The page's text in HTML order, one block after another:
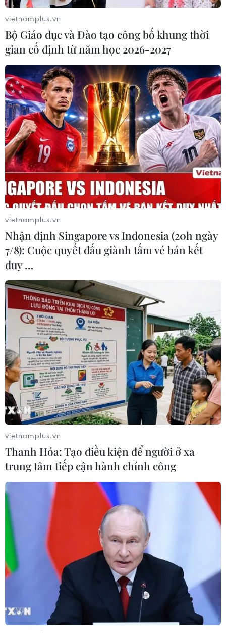
Thủ tướng yêu cầu bảo đảm an toàn giao
thông dịp nghỉ Lễ 30/4, 1/5
10/04/2019 09:55
Thủ tướng yêu cầu Bộ Công an ngăn chặn các vụ đua
xe trái phép, tụ tập gây rối trật tự công cộng; sẵn sàng
lực lượng kịp thời giải tỏa khi xảy ra tai nạn, ùn tắc giao
thông trên các tuyến quốc lộ.
vietnamplus.vn
Bộ Giáo dục và Đào tạo công bố khung thời
gian cố định từ năm học 2026-2027
vietnamplus.vn
Nhận định Singapore vs Indonesia (20h ngày
7/8): Cuộc quyết đấu giành tấm vé bán kết
duy …
vietnamplus.vn
Thanh Hóa: Tạo điều kiện để người ở xa
trung tâm tiếp cận hành chính công